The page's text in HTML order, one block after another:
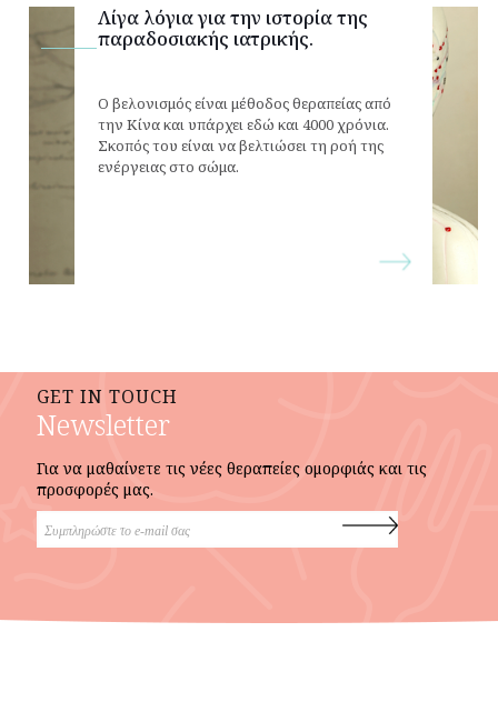
Λίγα λόγια για την ιστορία της
παραδοσιακής ιατρικής.
Ο βελονισμός είναι μέθοδος θεραπείας από
την Κίνα και υπάρχει εδώ και 4000 χρόνια.
Σκοπός του είναι να βελτιώσει τη ροή της
ενέργειας στο σώμα.
GET IN TOUCH
Newsletter
Για να μαθαίνετε τις νέες θεραπείες ομορφιάς και τις
προσφορές μας.